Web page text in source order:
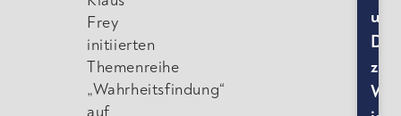
Frey
initiierten
Themenreihe
„Wahrheitsfindung“
und
zur